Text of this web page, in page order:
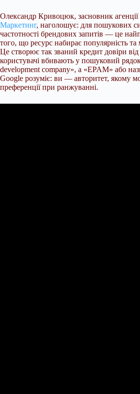
Олександр Кривоцюк, засновник агенції
Маркетинг, наголошує: для пошукових
частотності брендових запитів — це
того, що ресурс набирає популярність та
Це створює так званий кредит довіри
користувачі вбивають у пошуковий
development company», а «EPAM» або
Google розуміє: ви — авторитет, якому
преференції при ранжуванні.